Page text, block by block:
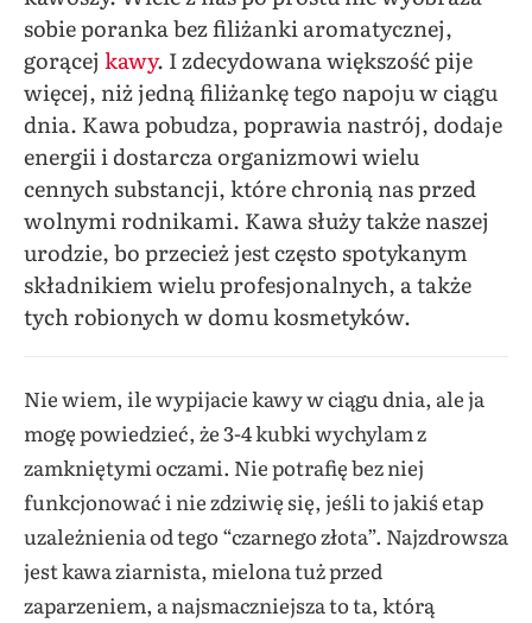
sobie poranka bez filiżanki aromatycznej,
gorącej kawy. I zdecydowana większość pije
więcej, niż jedną filiżankę tego napoju w ciągu
dnia. Kawa pobudza, poprawia nastrój, dodaje
energii i dostarcza organizmowi wielu
cennych substancji, które chronią nas przed
wolnymi rodnikami. Kawa służy także naszej
urodzie, bo przecież jest często spotykanym
składnikiem wielu profesjonalnych, a także
tych robionych w domu kosmetyków.
Nie wiem, ile wypijacie kawy w ciągu dnia, ale ja
mogę powiedzieć, że 3-4 kubki wychylam z
zamkniętymi oczami. Nie potrafię bez niej
funkcjonować i nie zdziwię się, jeśli to jakiś etap
uzależnienia od tego “czarnego złota”. Najzdrowsza
jest kawa ziarnista, mielona tuż przed
zaparzeniem, a najsmaczniejsza to ta, którą